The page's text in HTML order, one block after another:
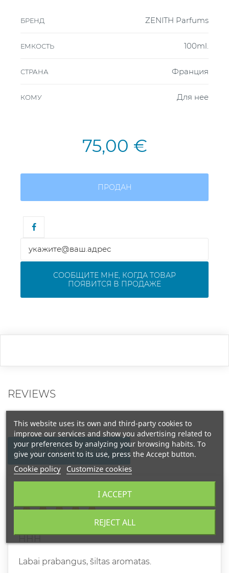
БРЕНД ZENITH Parfums
ЕМКОСТЬ 100ml.
СТРАНА Франция
КОМУ Для нее
75,00 €
ПРОДАН
СООБЩИТЕ МНЕ, КОГДА ТОВАР
ПОЯВИТСЯ В ПРОДАЖЕ
REVIEWS
WRITE YOUR REVIEW
HHH
Labai prabangus, šiltas aromatas.
This website uses its own and third-party cookies to
improve our services and show you advertising related to
your preferences by analyzing your browsing habits. To
give your consent to its use, press the Accept button.
Cookie policy Customize cookies
REJECT ALL
I ACCEPT